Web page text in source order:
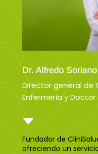
Dr. Alfredo Soriano
Director general de
Enfermería y
C
Fundador de
ofreciendo un